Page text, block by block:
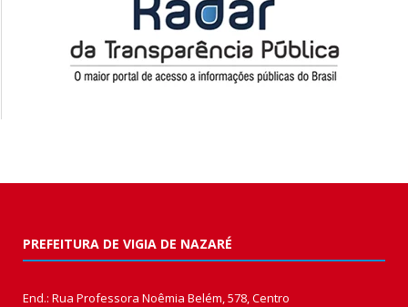
PREFEITURA DE VIGIA DE NAZARÉ
End.: Rua Professora Noêmia Belém, 578, Centro